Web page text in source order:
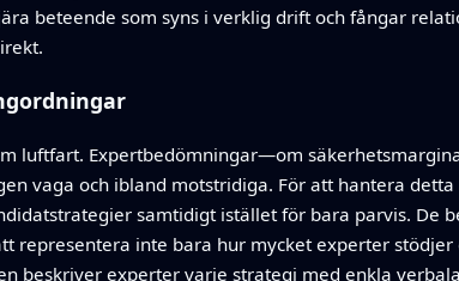
beteende som syns i verklig drift och fångar
luftfart. Expertbedömningar—om
vaga och ibland motstridiga. För att hantera
samtidigt istället för bara parvis. De
representera inte bara hur mycket experter
beskriver experter varje strategi med enkla